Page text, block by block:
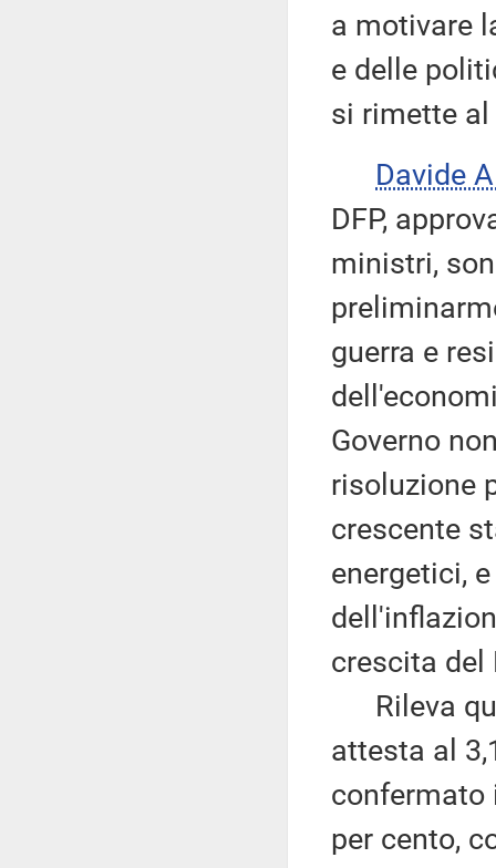
a motivare
e delle
si rimette al
Davide
DFP,
ministri,
guerra e
Governo
risoluzione
crescente
energetici,
crescita del
Rileva
attesta al
confermato
per cento,